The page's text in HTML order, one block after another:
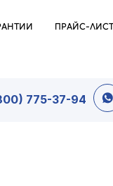
ПРАЙС-
775-37-94